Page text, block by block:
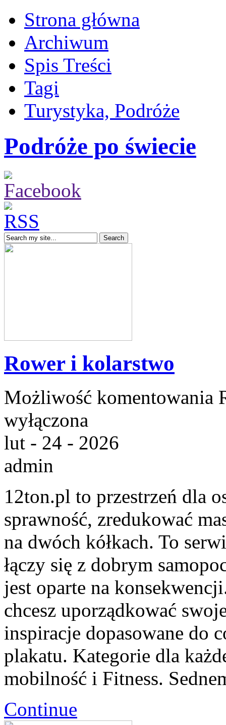
Strona główna
Archiwum
Spis Treści
Tagi
Turystyka, Podróże
Podróże po świecie
Rower i kolarstwo
Możliwość komentowania
wyłączona
lut - 24 - 2026
admin
12ton.pl to przestrzeń dla
sprawność, zredukować
na dwóch kółkach. To
łączy się z dobrym
jest oparte na
chcesz uporządkować
inspiracje dopasowane do
plakatu. Kategorie dla
mobilność i Fitness.
Continue